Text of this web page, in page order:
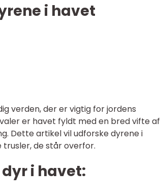
i havet
verden, der er vigtig for jordens
er havet fyldt med en bred vifte af
Dette artikel vil udforske dyrene i
trusler, de står overfor.
i havet: